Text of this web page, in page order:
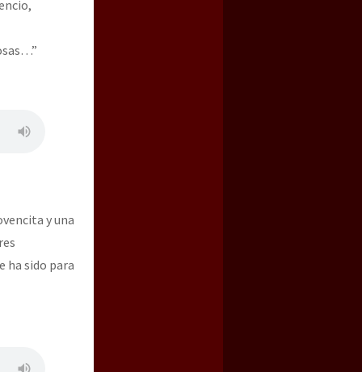
y una
ha sido para